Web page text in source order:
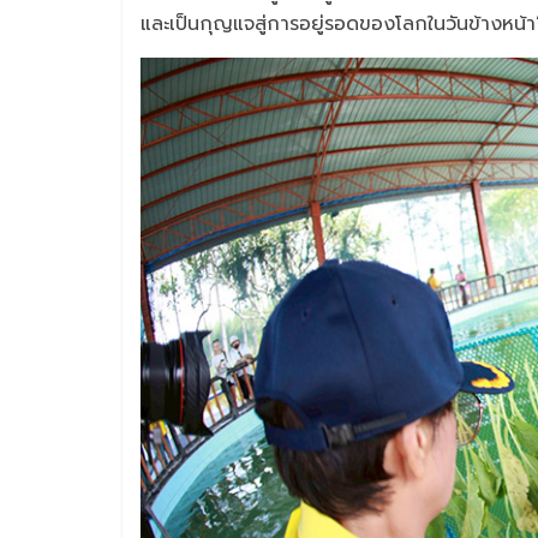
และเป็นกุญแจสู่การอยู่รอดของโลกในวันข้างหน้า